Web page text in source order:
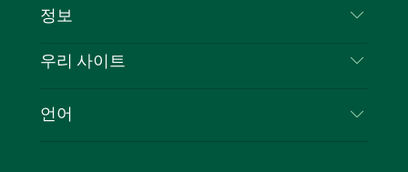
쿠키 고지
목적지
이벤트
정보
여행 정보
뉴사우스웨일즈주 의 사업
우리 사이트
언어